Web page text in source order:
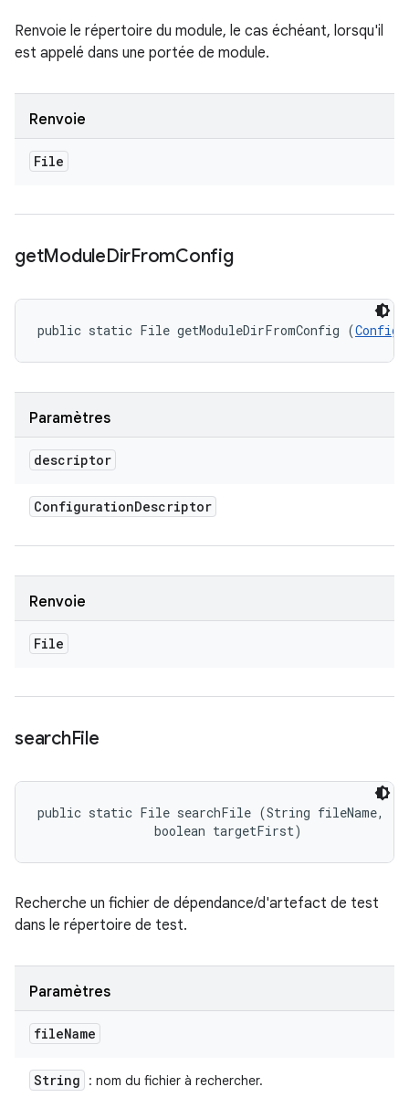
Renvoie le répertoire du module, le cas échéant, lorsqu'il
est appelé dans une portée de module.
Renvoie
File
getModuleDirFromConfig
public static File getModuleDirFromConfig (
Paramètres
descriptor
ConfigurationDescriptor
Renvoie
File
searchFile
public static File searchFile (String fileName,
                boolean targetFirst)
Recherche un fichier de dépendance/d'artefact de test
dans le répertoire de test.
Paramètres
fileName
String : nom du fichier à rechercher.